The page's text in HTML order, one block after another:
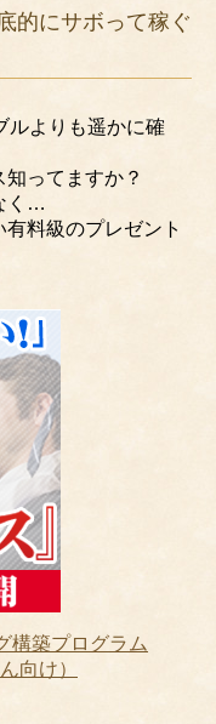
的にサボって稼ぐ
ルよりも遥かに確
ってますか？
く…
料級のプレゼント
構築プログラム
向け）